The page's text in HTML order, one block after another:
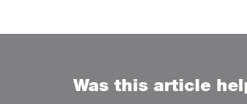
Was this article